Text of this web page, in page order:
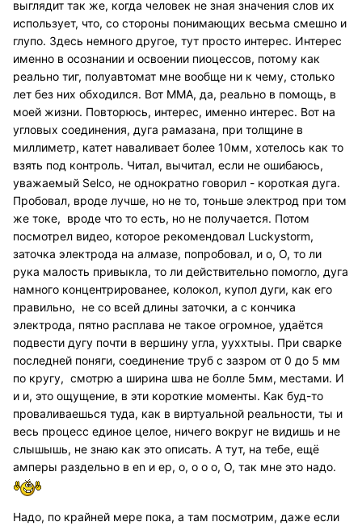
выглядит так же, когда человек не зная значения слов их
использует, что, со стороны понимающих весьма смешно и
глупо. Здесь немного другое, тут просто интерес. Интерес
именно в осознании и освоении пиоцессов, потому как
реально тиг, полуавтомат мне вообще ни к чему, столько
лет без них обходился. Вот ММА, да, реально в помощь, в
моей жизни. Повторюсь, интерес, именно интерес. Вот на
угловых соединения, дуга рамазана, при толщине в
миллиметр, катет наваливает более 10мм, хотелось как то
взять под контроль. Читал, вычитал, если не ошибаюсь,
уважаемый Selco, не однократно говорил - короткая дуга.
Пробовал, вроде лучше, но не то, тоньше электрод при том
же токе, вроде что то есть, но не получается. Потом
посмотрел видео, которое рекомендовал Luckystorm,
заточка электрода на алмазе, попробовал, и о, О, то ли
рука малость привыкла, то ли действительно помогло, дуга
намного концентрированее, колокол, купол дуги, как его
правильно, не со всей длины заточки, а с кончика
электрода, пятно расплава не такое огромное, удаётся
подвести дугу почти в вершину угла, ууххтыы. При сварке
последней поняги, соединение труб с зазром от 0 до 5 мм
по кругу, смотрю а ширина шва не болле 5мм, местами. И
и и, это ощущение, в эти короткие моменты. Как буд-то
проваливаешься туда, как в виртуальной реальности, ты и
весь процесс единое целое, ничего вокруг не видишь и не
слышышь, не знаю как это описать. А тут, на тебе, ещё
амперы раздельно в en и ep, о, о о о, О, так мне это надо.
Надо, по крайней мере пока, а там посмотрим, даже если